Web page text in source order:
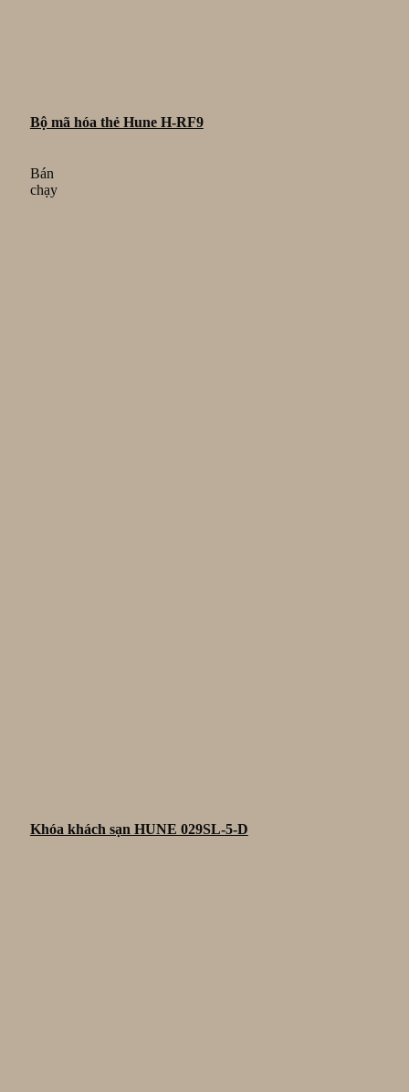
Bộ mã hóa thẻ Hune H-RF9
Bán
chạy
Khóa khách sạn HUNE 029SL-5-D